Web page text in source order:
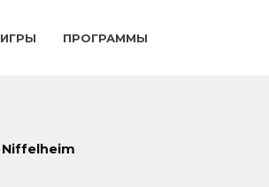
ИГРЫ ПРОГРАММЫ
Niffelheim